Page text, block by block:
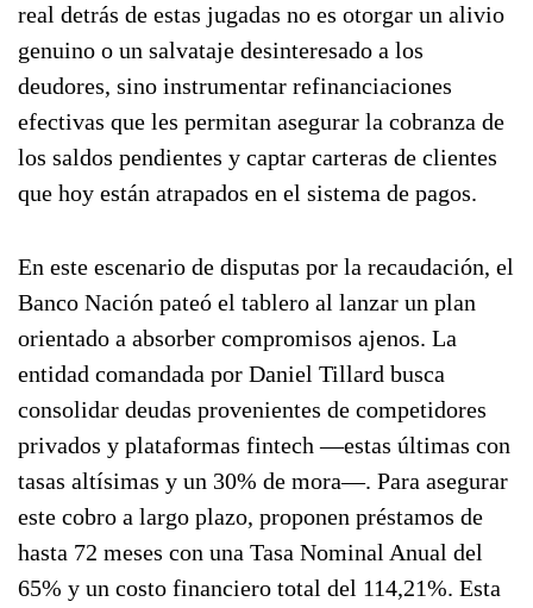
real detrás de estas jugadas no es otorgar un alivio
genuino o un salvataje desinteresado a los
deudores, sino instrumentar refinanciaciones
efectivas que les permitan asegurar la cobranza de
los saldos pendientes y captar carteras de clientes
que hoy están atrapados en el sistema de pagos.
En este escenario de disputas por la recaudación, el
Banco Nación pateó el tablero al lanzar un plan
orientado a absorber compromisos ajenos. La
entidad comandada por Daniel Tillard busca
consolidar deudas provenientes de competidores
privados y plataformas fintech —estas últimas con
tasas altísimas y un 30% de mora—. Para asegurar
este cobro a largo plazo, proponen préstamos de
hasta 72 meses con una Tasa Nominal Anual del
65% y un costo financiero total del 114,21%. Esta